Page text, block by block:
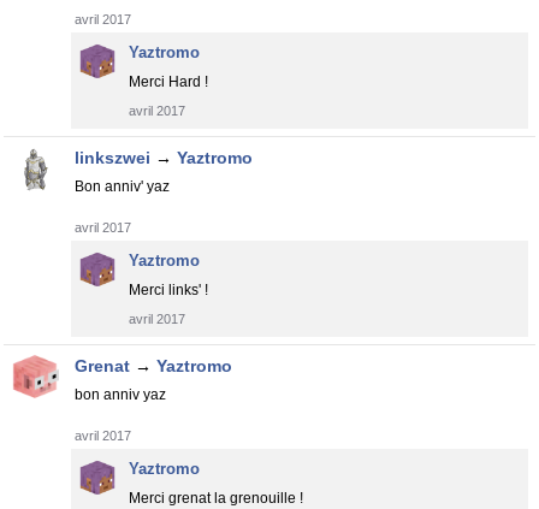
avril 2017
Yaztromo
Merci Hard !
avril 2017
linkszwei → Yaztromo
Bon anniv' yaz
avril 2017
Yaztromo
Merci links' !
avril 2017
Grenat → Yaztromo
bon anniv yaz
avril 2017
Yaztromo
Merci grenat la grenouille !